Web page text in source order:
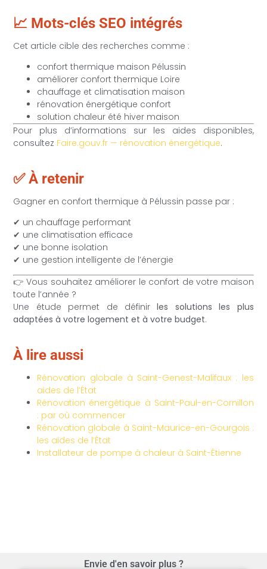
📈 Mots-clés SEO intégrés
Cet article cible des recherches comme :
confort thermique maison Pélussin
améliorer confort thermique Loire
chauffage et climatisation maison
rénovation énergétique confort
solution chaleur été hiver maison
Pour plus d’informations sur les aides disponibles,
consultez Faire.gouv.fr — rénovation énergétique.
✅ À retenir
Gagner en confort thermique à Pélussin passe par :
✔ un chauffage performant
✔ une climatisation efficace
✔ une bonne isolation
✔ une gestion intelligente de l’énergie
👉 Vous souhaitez améliorer le confort de votre maison
toute l’année ?
Une étude permet de définirles solutions les plus
adaptées à votre logement et à votre budget.
À lire aussi
Rénovation globale à Saint-Genest-Malifaux : les
aides de l’État
Rénovation énergétique à Saint-Paul-en-Cornillon
: par où commencer
Rénovation globale à Saint-Maurice-en-Gourgois :
les aides de l’État
Installateur de pompe à chaleur à Saint-Étienne
Envie d'en savoir plus ?